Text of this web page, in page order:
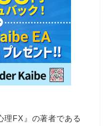
理FX』の著者である